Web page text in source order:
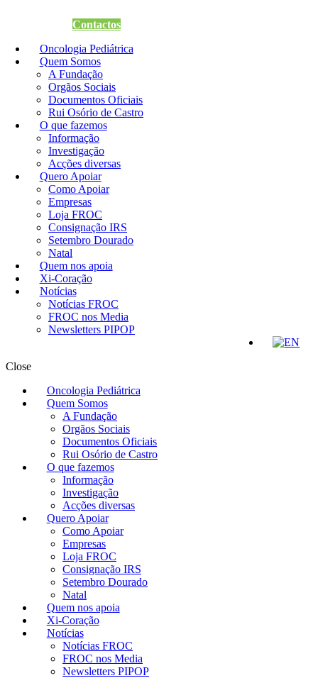
Contactos
Oncologia Pediátrica
Quem Somos
A Fundação
Orgãos Sociais
Documentos Oficiais
Rui Osório de Castro
O que fazemos
Informação
Investigação
Acções diversas
Quero Apoiar
Como Apoiar
Empresas
Loja FROC
Consignação IRS
Setembro Dourado
Natal
Quem nos apoia
Xi-Coração
Notícias
Notícias FROC
FROC nos Media
Newsletters PIPOP
Close
Oncologia Pediátrica
Quem Somos
A Fundação
Orgãos Sociais
Documentos Oficiais
Rui Osório de Castro
O que fazemos
Informação
Investigação
Acções diversas
Quero Apoiar
Como Apoiar
Empresas
Loja FROC
Consignação IRS
Setembro Dourado
Natal
Quem nos apoia
Xi-Coração
Notícias
Notícias FROC
FROC nos Media
Newsletters PIPOP